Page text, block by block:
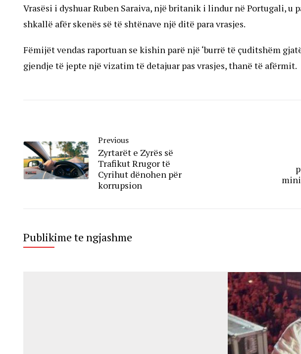
Vrasësi i dyshuar Ruben Saraiva, një britanik i lindur në Portugali, u
shkallë afër skenës së të shtënave një ditë para vrasjes.
Fëmijët vendas raportuan se kishin parë një ‘burrë të çuditshëm
gjendje të jepte një vizatim të detajuar pas vrasjes, thanë të afërmit.
Previous
Zyrtarët e Zyrës së
Trafikut Rrugor të
Cyrihut dënohen për
korrupsion
Publikime te ngjashme